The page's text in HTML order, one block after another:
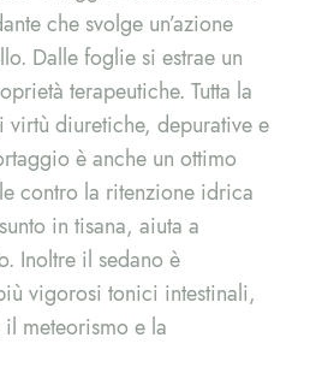
che svolge un’azione
Dalle foglie si estrae un
terapeutiche. Tutta la
virtù diuretiche, depurative e
è anche un ottimo
contro la ritenzione idrica
in tisana, aiuta a
Inoltre il sedano è
vigorosi tonici intestinali,
meteorismo e la